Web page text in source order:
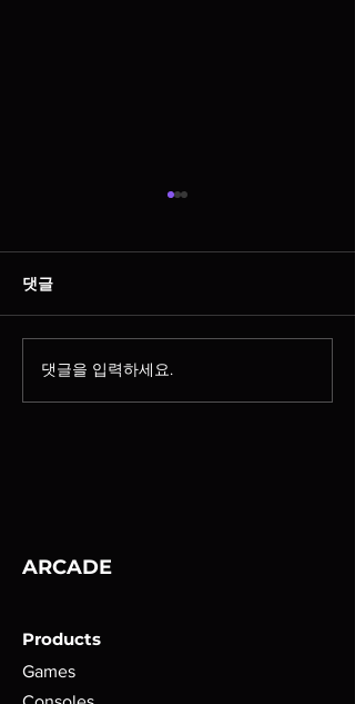
스웨디시알바 망설이다 시
작한 솔직 후기｜직접 해
댓글
댓글을 입력하세요.
ARCADE
Products
Games